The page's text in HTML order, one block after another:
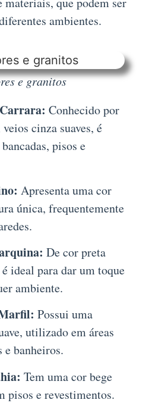
ambientes.
e granitos
Conhecido por
cinza suaves, é
pisos e
Apresenta uma cor
única, frequentemente
De cor preta
ideal para dar um toque
ambiente.
Possui uma
utilizado em áreas
e banheiros.
Tem uma cor bege
pisos e revestimentos.